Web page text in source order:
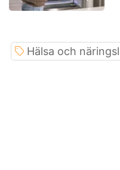
Hälsa och